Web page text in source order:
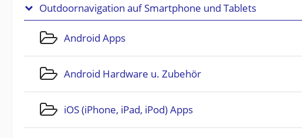
Outdoornavigation auf Smartphone und Tablets
Android Apps
Android Hardware u. Zubehör
iOS (iPhone, iPad, iPod) Apps